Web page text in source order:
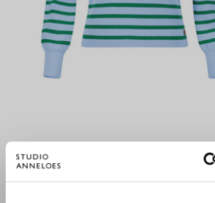
LUNA RIB PULLOVER - LIGHT BLUE/GRASS